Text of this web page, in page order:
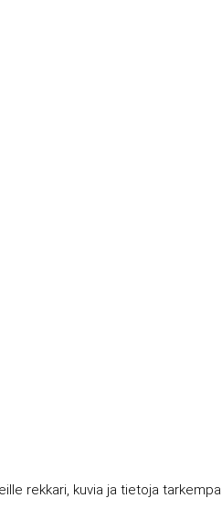
rekkari, kuvia ja tietoja